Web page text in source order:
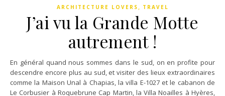
ARCHITECTURE LOVERS , TRAVEL
J’ai vu la Grande Motte
autrement !
En général quand nous sommes dans le sud, on en profite pour
descendre encore plus au sud, et visiter des lieux extraordinaires
comme la Maison Unal à Chapias, la villa E-1027 et le cabanon de
Le Corbusier à Roquebrune Cap Martin, la Villa Noailles à Hyères,